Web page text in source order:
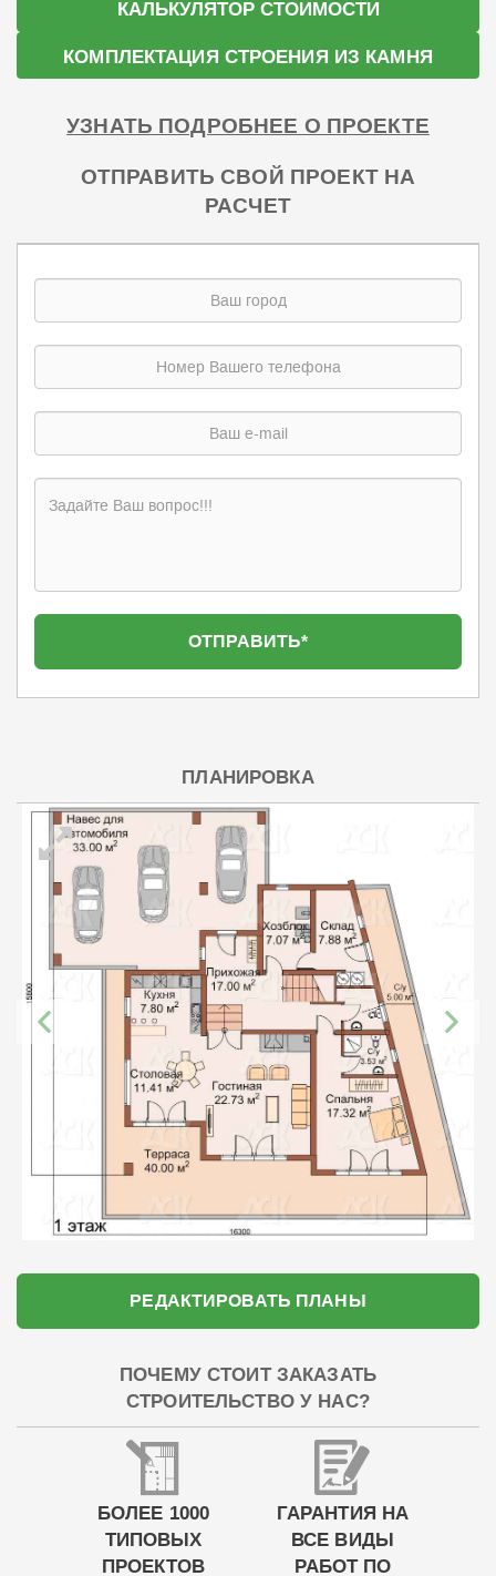
КАЛЬКУЛЯТОР СТОИМОСТИ
КОМПЛЕКТАЦИЯ СТРОЕНИЯ ИЗ КАМНЯ
УЗНАТЬ ПОДРОБНЕЕ О ПРОЕКТЕ
ОТПРАВИТЬ СВОЙ ПРОЕКТ НА
РАСЧЕТ
ПЛАНИРОВКА
РЕДАКТИРОВАТЬ ПЛАНЫ
ПОЧЕМУ СТОИТ ЗАКАЗАТЬ
СТРОИТЕЛЬСТВО У НАС?
БОЛЕЕ 1000
ТИПОВЫХ
ПРОЕКТОВ
ГАРАНТИЯ НА
ВСЕ ВИДЫ
РАБОТ ПО